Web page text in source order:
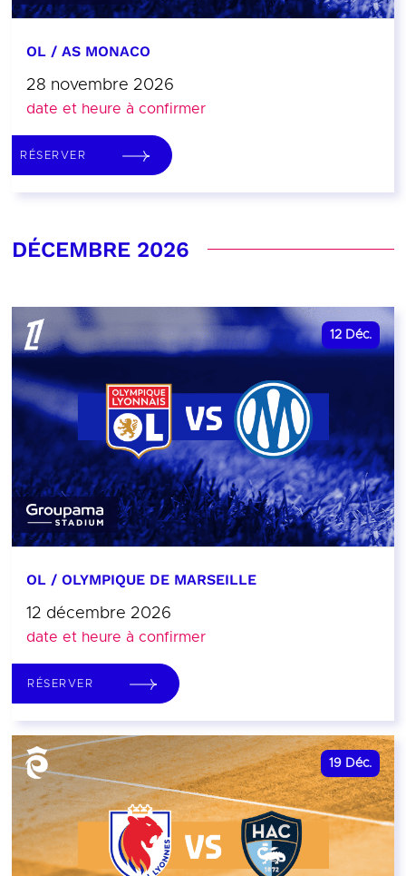
OL / AS MONACO
28 novembre 2026
date et heure à confirmer
RÉSERVER
DÉCEMBRE 2026
12 Déc.
OL / OLYMPIQUE DE MARSEILLE
12 décembre 2026
date et heure à confirmer
RÉSERVER
19 Déc.